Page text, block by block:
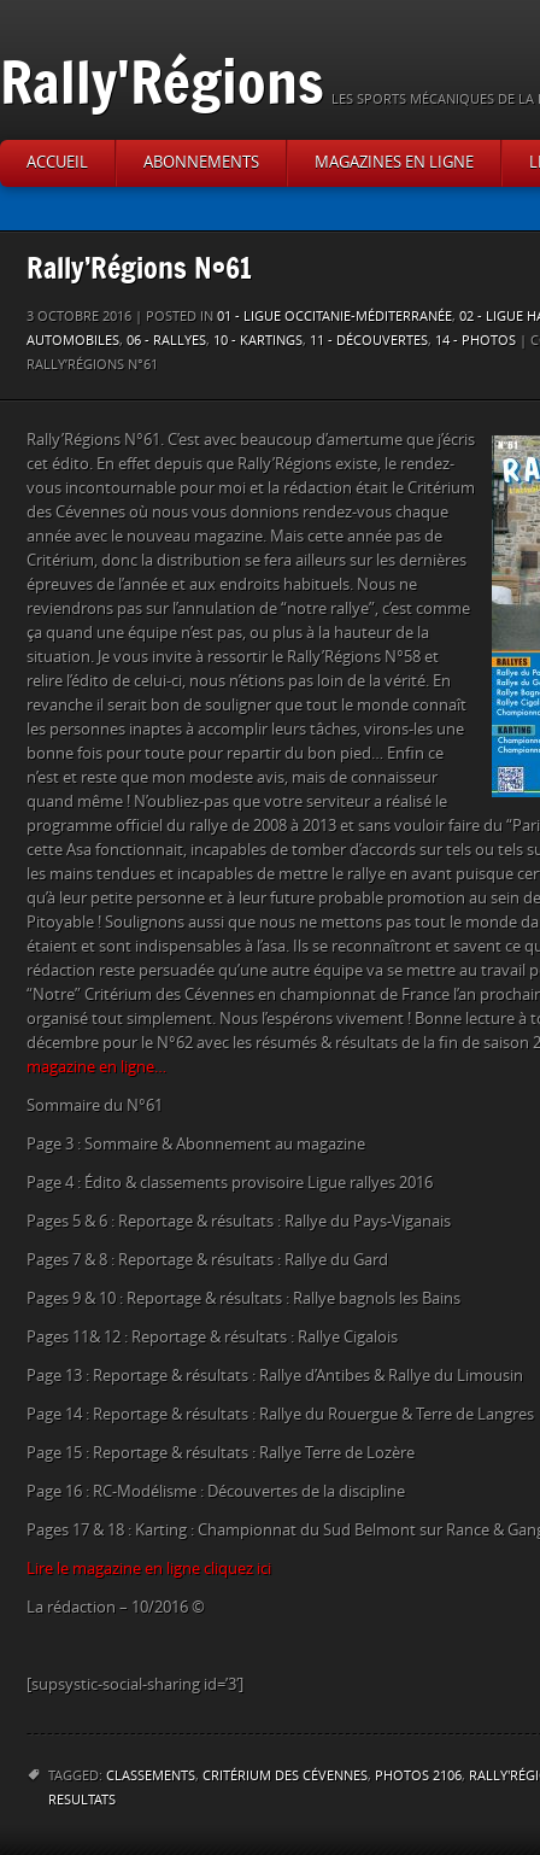
Rally'Régions LES SPORTS MÉCANIQUES DE
ACCUEIL ABONNEMENTS MAGAZINES EN LIGNE
Rally’Régions N°61
3 OCTOBRE 2016 | POSTED IN 01 - LIGUE OCCITANIE-MÉDITERRANÉE, 02 - LIGUE
AUTOMOBILES, 06 - RALLYES, 10 - KARTINGS, 11 - DÉCOUVERTES, 14 - PHOTOS |
RALLY’RÉGIONS N°61
Rally’Régions N°61. C’est avec beaucoup d’amertume que j’écris
cet édito. En effet depuis que Rally’Régions existe, le rendez-
vous incontournable pour moi et la rédaction était le Critérium
des Cévennes où nous vous donnions rendez-vous chaque
année avec le nouveau magazine. Mais cette année pas de
Critérium, donc la distribution se fera ailleurs sur les dernières
épreuves de l’année et aux endroits habituels. Nous ne
reviendrons pas sur l’annulation de “notre rallye”, c’est comme
ça quand une équipe n’est pas, ou plus à la hauteur de la
situation. Je vous invite à ressortir le Rally’Régions N°58 et
relire l’édito de celui-ci, nous n’étions pas loin de la vérité. En
revanche il serait bon de souligner que tout le monde connaît
les personnes inaptes à accomplir leurs tâches, virons-les une
bonne fois pour toute pour repartir du bon pied… Enfin ce
n’est et reste que mon modeste avis, mais de connaisseur
quand même ! N’oubliez-pas que votre serviteur a réalisé le
programme officiel du rallye de 2008 à 2013 et sans vouloir faire du
cette Asa fonctionnait, incapables de tomber d’accords sur tels ou tels
les mains tendues et incapables de mettre le rallye en avant puisque
qu’à leur petite personne et à leur future probable promotion au sein
Pitoyable ! Soulignons aussi que nous ne mettons pas tout le monde
étaient et sont indispensables à l’asa. Ils se reconnaîtront et savent ce
rédaction reste persuadée qu’une autre équipe va se mettre au travail
“Notre” Critérium des Cévennes en championnat de France l’an
organisé tout simplement. Nous l’espérons vivement ! Bonne lecture à
décembre pour le N°62 avec les résumés & résultats de la fin de saison
magazine en ligne…
Sommaire du N°61
Page 3 : Sommaire & Abonnement au magazine
Page 4 : Édito & classements provisoire Ligue rallyes 2016
Pages 5 & 6 : Reportage & résultats : Rallye du Pays-Viganais
Pages 7 & 8 : Reportage & résultats : Rallye du Gard
Pages 9 & 10 : Reportage & résultats : Rallye bagnols les Bains
Pages 11& 12 : Reportage & résultats : Rallye Cigalois
Page 13 : Reportage & résultats : Rallye d’Antibes & Rallye du Limousin
Page 14 : Reportage & résultats : Rallye du Rouergue & Terre de Langres
Page 15 : Reportage & résultats : Rallye Terre de Lozère
Page 16 : RC-Modélisme : Découvertes de la discipline
Pages 17 & 18 : Karting : Championnat du Sud Belmont sur Rance &
Lire le magazine en ligne cliquez ici
La rédaction – 10/2016 ©
[supsystic-social-sharing id=’3′]
TAGGED: CLASSEMENTS, CRITÉRIUM DES CÉVENNES, PHOTOS 2106,
RESULTATS